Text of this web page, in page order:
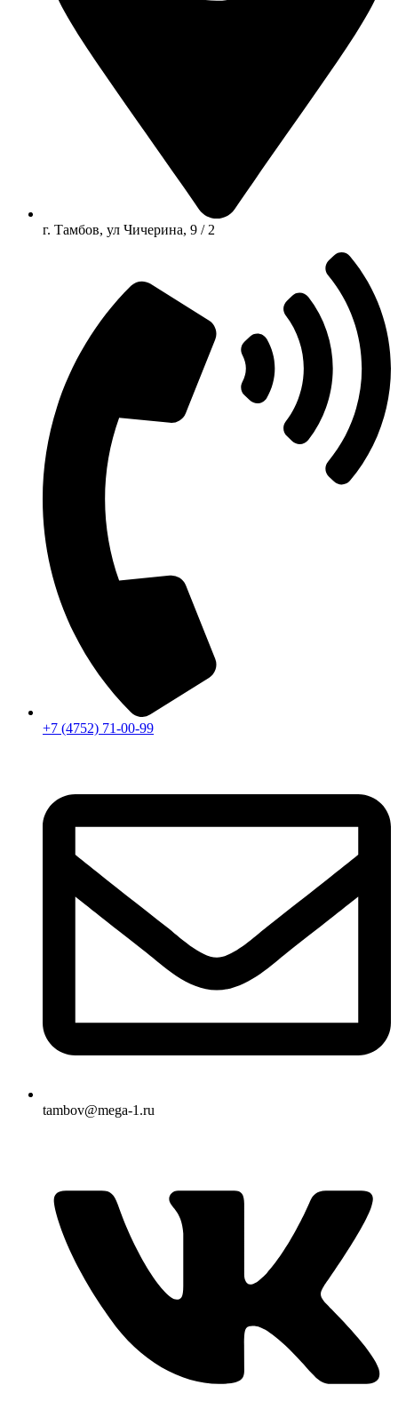
г. Тамбов, ул Чичерина, 9 / 2
+7 (4752) 71-00-99
tambov@mega-1.ru